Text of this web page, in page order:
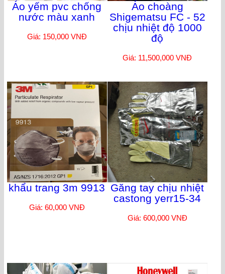
Áo yếm pvc chống
nước màu xanh
Giá: 150,000 VNĐ
Áo choàng
Shigematsu FC - 52
chịu nhiệt độ 1000
độ
Giá: 11,500,000 VNĐ
khẩu trang 3m 9913
Giá: 60,000 VNĐ
Găng tay chịu nhiệt
castong yerr15-34
Giá: 600,000 VNĐ